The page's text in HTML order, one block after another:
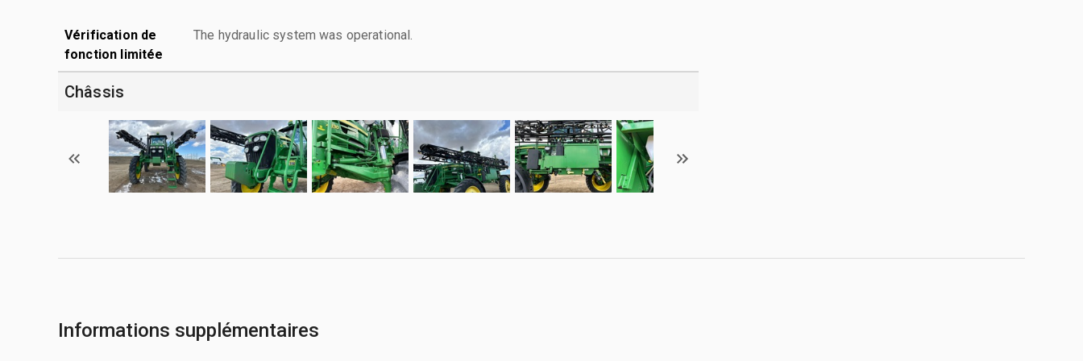
Vérification de
fonction limitée
The hydraulic system was operational.
Châssis
Informations supplémentaires